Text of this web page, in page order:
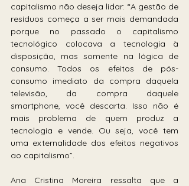
capitalismo não deseja lidar: “A gestão de
resíduos começa a ser mais demandada
porque no passado o capitalismo
tecnológico colocava a tecnologia à
disposição, mas somente na lógica de
consumo. Todos os efeitos de pós-
consumo imediato da compra daquela
televisão, da compra daquele
smartphone, você descarta. Isso não é
mais problema de quem produz a
tecnologia e vende. Ou seja, você tem
uma externalidade dos efeitos negativos
ao capitalismo”.
Ana Cristina Moreira ressalta que a